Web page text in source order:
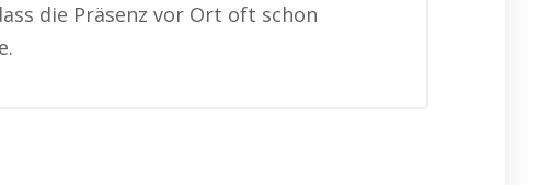
die Präsenz vor Ort oft schon